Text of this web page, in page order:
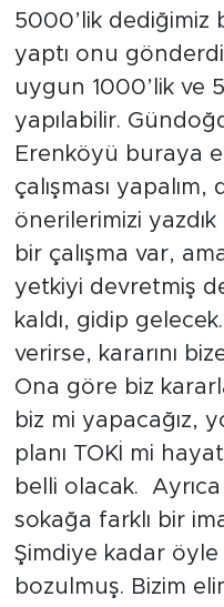
5000’lik dediğimiz
yaptı onu
uygun 1000’lik ve
yapılabilir.
Erenköyü buraya
çalışması
önerilerimizi
bir çalışma var,
yetkiyi devretmiş
kaldı, gidip
verirse, kararını
Ona göre biz
biz mi yapacağız,
planı TOKİ mi
belli olacak. Ayrıca
sokağa farklı bir
Şimdiye kadar öyle
bozulmuş. Bizim